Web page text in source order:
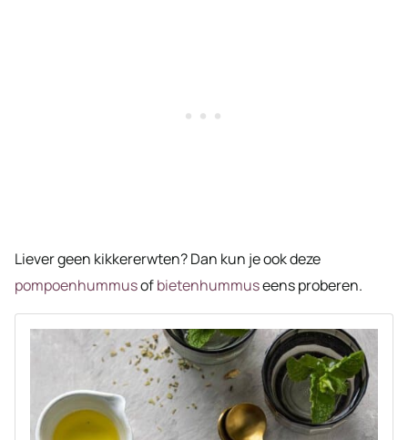
Liever geen kikkererwten? Dan kun je ook deze
pompoenhummusofbietenhummuseens proberen.